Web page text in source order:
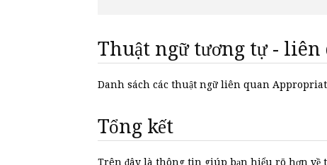
Thuật ngữ tương tự - liên
Danh sách các thuật ngữ liên quan
Tổng kết
Trên đây là thông tin giúp bạn hiểu rõ hơn về